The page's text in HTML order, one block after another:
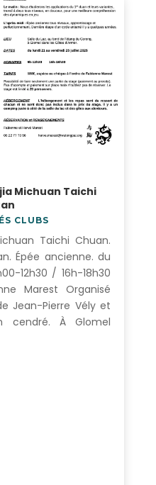
Michuan Taichi
CLUBS
Taichi Chuan.
Épée ancienne. du
12h30 / 16h-18h30
Marest Organisé
Jean-Pierre Vély et
cendré. À Glomel